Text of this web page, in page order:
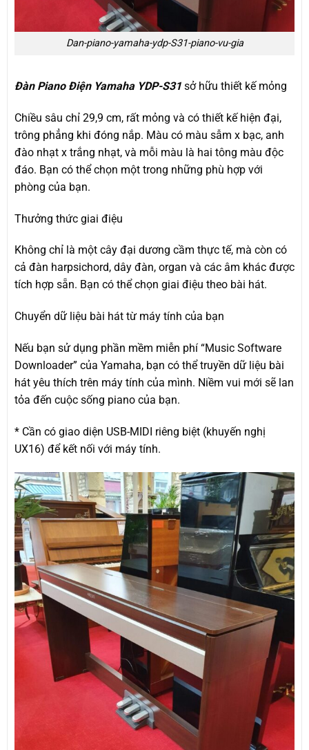
Dan-piano-yamaha-ydp-S31-piano-vu-gia
Đàn Piano Điện Yamaha YDP-S31sở hữu thiết kế mỏng
Chiều sâu chỉ 29,9 cm, rất mỏng và có thiết kế hiện đại,
trông phẳng khi đóng nắp. Màu có màu sẫm x bạc, anh
đào nhạt x trắng nhạt, và mỗi màu là hai tông màu độc
đáo. Bạn có thể chọn một trong những phù hợp với
phòng của bạn.
Thưởng thức giai điệu
Không chỉ là một cây đại dương cầm thực tế, mà còn có
cả đàn harpsichord, dây đàn, organ và các âm khác được
tích hợp sẵn. Bạn có thể chọn giai điệu theo bài hát.
Chuyển dữ liệu bài hát từ máy tính của bạn
Nếu bạn sử dụng phần mềm miễn phí “Music Software
Downloader” của Yamaha, bạn có thể truyền dữ liệu bài
hát yêu thích trên máy tính của mình. Niềm vui mới sẽ lan
tỏa đến cuộc sống piano của bạn.
* Cần có giao diện USB-MIDI riêng biệt (khuyến nghị
UX16) để kết nối với máy tính.